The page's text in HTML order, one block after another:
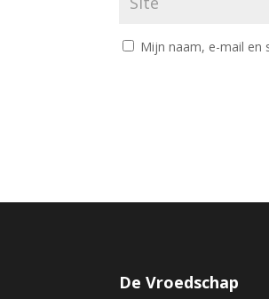
Mijn naam, e-mail en
De Vroedschap